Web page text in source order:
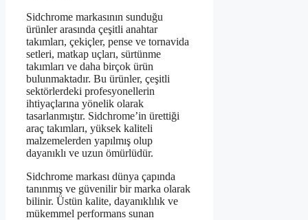
Sidchrome markasının sunduğu
ürünler arasında çeşitli anahtar
takımları, çekiçler, pense ve tornavida
setleri, matkap uçları, sürtünme
takımları ve daha birçok ürün
bulunmaktadır. Bu ürünler, çeşitli
sektörlerdeki profesyonellerin
ihtiyaçlarına yönelik olarak
tasarlanmıştır. Sidchrome’in ürettiği
araç takımları, yüksek kaliteli
malzemelerden yapılmış olup
dayanıklı ve uzun ömürlüdür.
Sidchrome markası dünya çapında
tanınmış ve güvenilir bir marka olarak
bilinir. Üstün kalite, dayanıklılık ve
mükemmel performans sunan